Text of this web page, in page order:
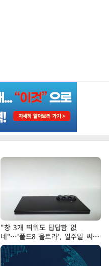
"창 3개 띄워도 답답함 없
네"…'폴드8 울트라', 일주일 써보
니